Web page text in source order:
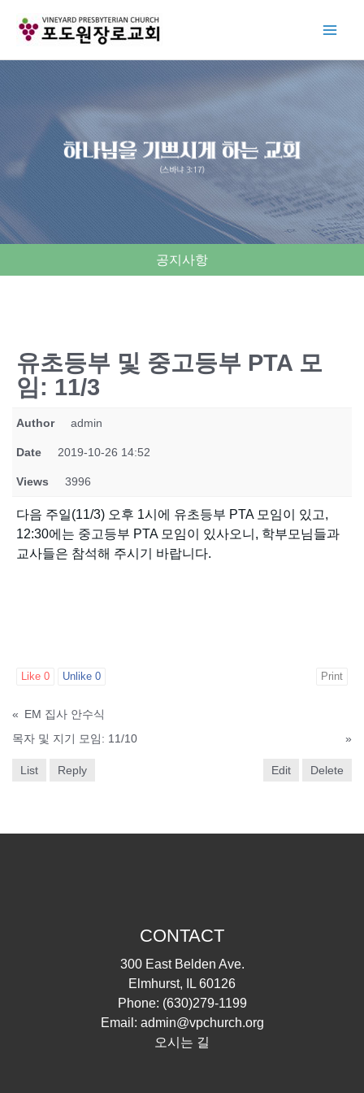
공지사항
유초등부 및 중고등부 PTA 모
임: 11/3
Author admin
Date 2019-10-26 14:52
Views 3996
다음 주일(11/3) 오후 1시에 유초등부 PTA 모임이 있고,
12:30에는 중고등부 PTA 모임이 있사오니, 학부모님들과
교사들은 참석해 주시기 바랍니다.
Like 0 Unlike 0 Print
« EM 집사 안수식
목자 및 지기 모임: 11/10
»
List Reply Edit Delete
CONTACT
300 East Belden Ave.
Elmhurst, IL 60126
Phone: (630)279-1199
Email: admin@vpchurch.org
오시는 길